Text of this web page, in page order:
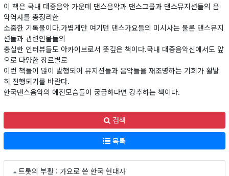
이 책은 국내 대중음악 가운데 댄스음악과 댄스그룹과 댄스뮤지션들의 음
악역사를 총정리한
소중한 기록물이다.가볍게만 여기던 댄스가요들의 미시사는 물론 댄스뮤지
션들과 관련인물들의
충실한 인터뷰들도 아카이브로서 뜻깊은 책이다.국내 대중음악신에서도 앞
으로 다양한 장르별로
이런 책들이 많이 발행되어 뮤지션들과 음악들을 재조명하는 기회가 활발
히 진행되기를 바란다.
한국댄스음악의 에전모습들이 궁금하다면 강추하는 책이다.
검색
목록
트롯의 부활 : 가요로 쓴 한국 현대사